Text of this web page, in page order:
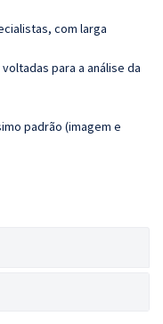
com larga
para a análise da
padrão (imagem e